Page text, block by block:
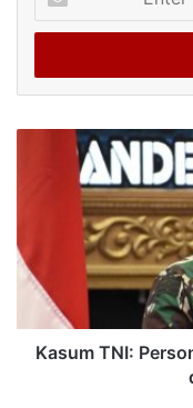
your
Email
Kasum TNI: